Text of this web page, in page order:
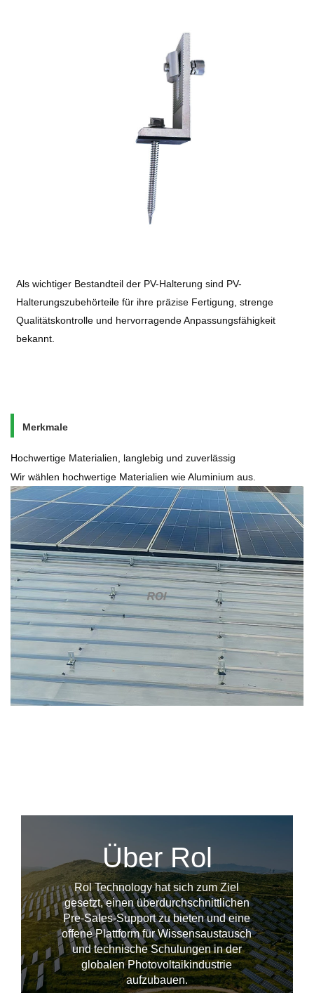
Als wichtiger Bestandteil der PV-Halterung sind PV-
Halterungszubehörteile für ihre präzise Fertigung, strenge
Qualitätskontrolle und hervorragende Anpassungsfähigkeit
bekannt.
Merkmale
Hochwertige Materialien, langlebig und zuverlässig
Wir wählen hochwertige Materialien wie Aluminium aus.
Über Rol
Rol Technology hat sich zum Ziel
gesetzt, einen überdurchschnittlichen
Pre-Sales-Support zu bieten und eine
offene Plattform für Wissensaustausch
und technische Schulungen in der
globalen Photovoltaikindustrie
aufzubauen.
--------------占位---------------